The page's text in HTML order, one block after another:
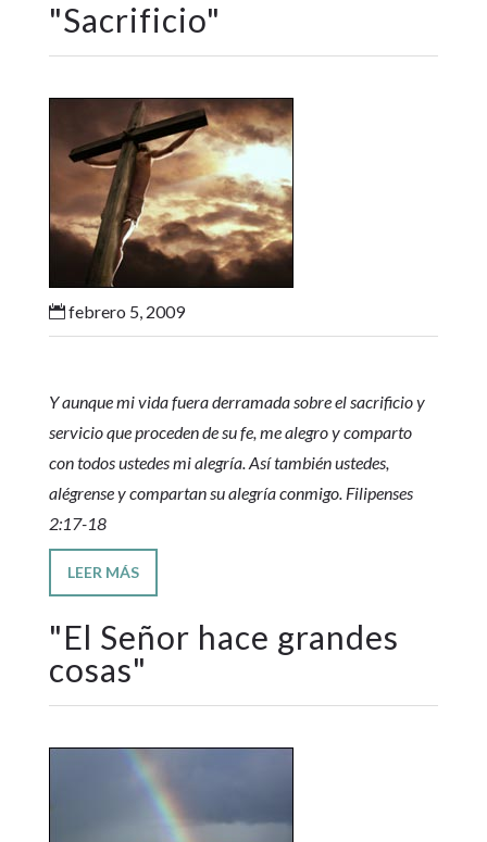
"Sacrificio"
febrero 5, 2009
Y aunque mi vida fuera derramada sobre el sacrificio y
servicio que proceden de su fe, me alegro y comparto
con todos ustedes mi alegría. Así también ustedes,
alégrense y compartan su alegría conmigo. Filipenses
2:17-18
LEER MÁS
"El Señor hace grandes
cosas"